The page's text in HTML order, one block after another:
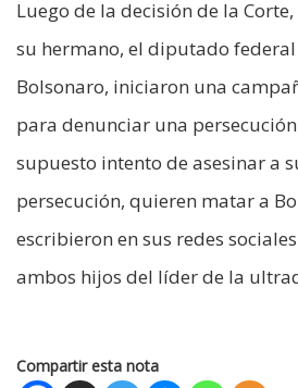
Luego de la decisión de la
su hermano, el diputado
Bolsonaro, iniciaron una
para denunciar una
supuesto intento de asesinar a
persecución, quieren matar a
escribieron en sus redes
ambos hijos del líder de la
Compartir esta nota